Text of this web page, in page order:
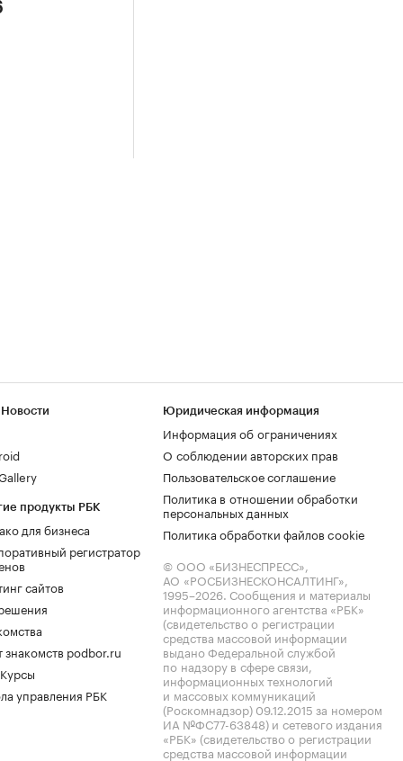
продукты РБК
для бизнеса
регистратор
сайтов
знакомств podbor.ru
управления РБК
Юридическая информация
Информация об ограничениях
О соблюдении авторских прав
Пользовательское соглашение
Политика в отношении обработки
персональных данных
Политика обработки файлов cookie
© ООО «БИЗНЕСПРЕСС»,
АО «РОСБИЗНЕСКОНСАЛТИНГ»,
1995–2026. Сообщения и материалы
информационного агентства «РБК»
(свидетельство о регистрации
средства массовой информации
выдано Федеральной службой
по надзору в сфере связи,
информационных технологий
и массовых коммуникаций
(Роскомнадзор) 09.12.2015 за номером
ИА №ФС77-63848) и сетевого издания
«РБК» (свидетельство о регистрации
средства массовой информации